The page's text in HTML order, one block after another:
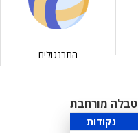
התרנגולים
טבלה מורחבת
נקודות